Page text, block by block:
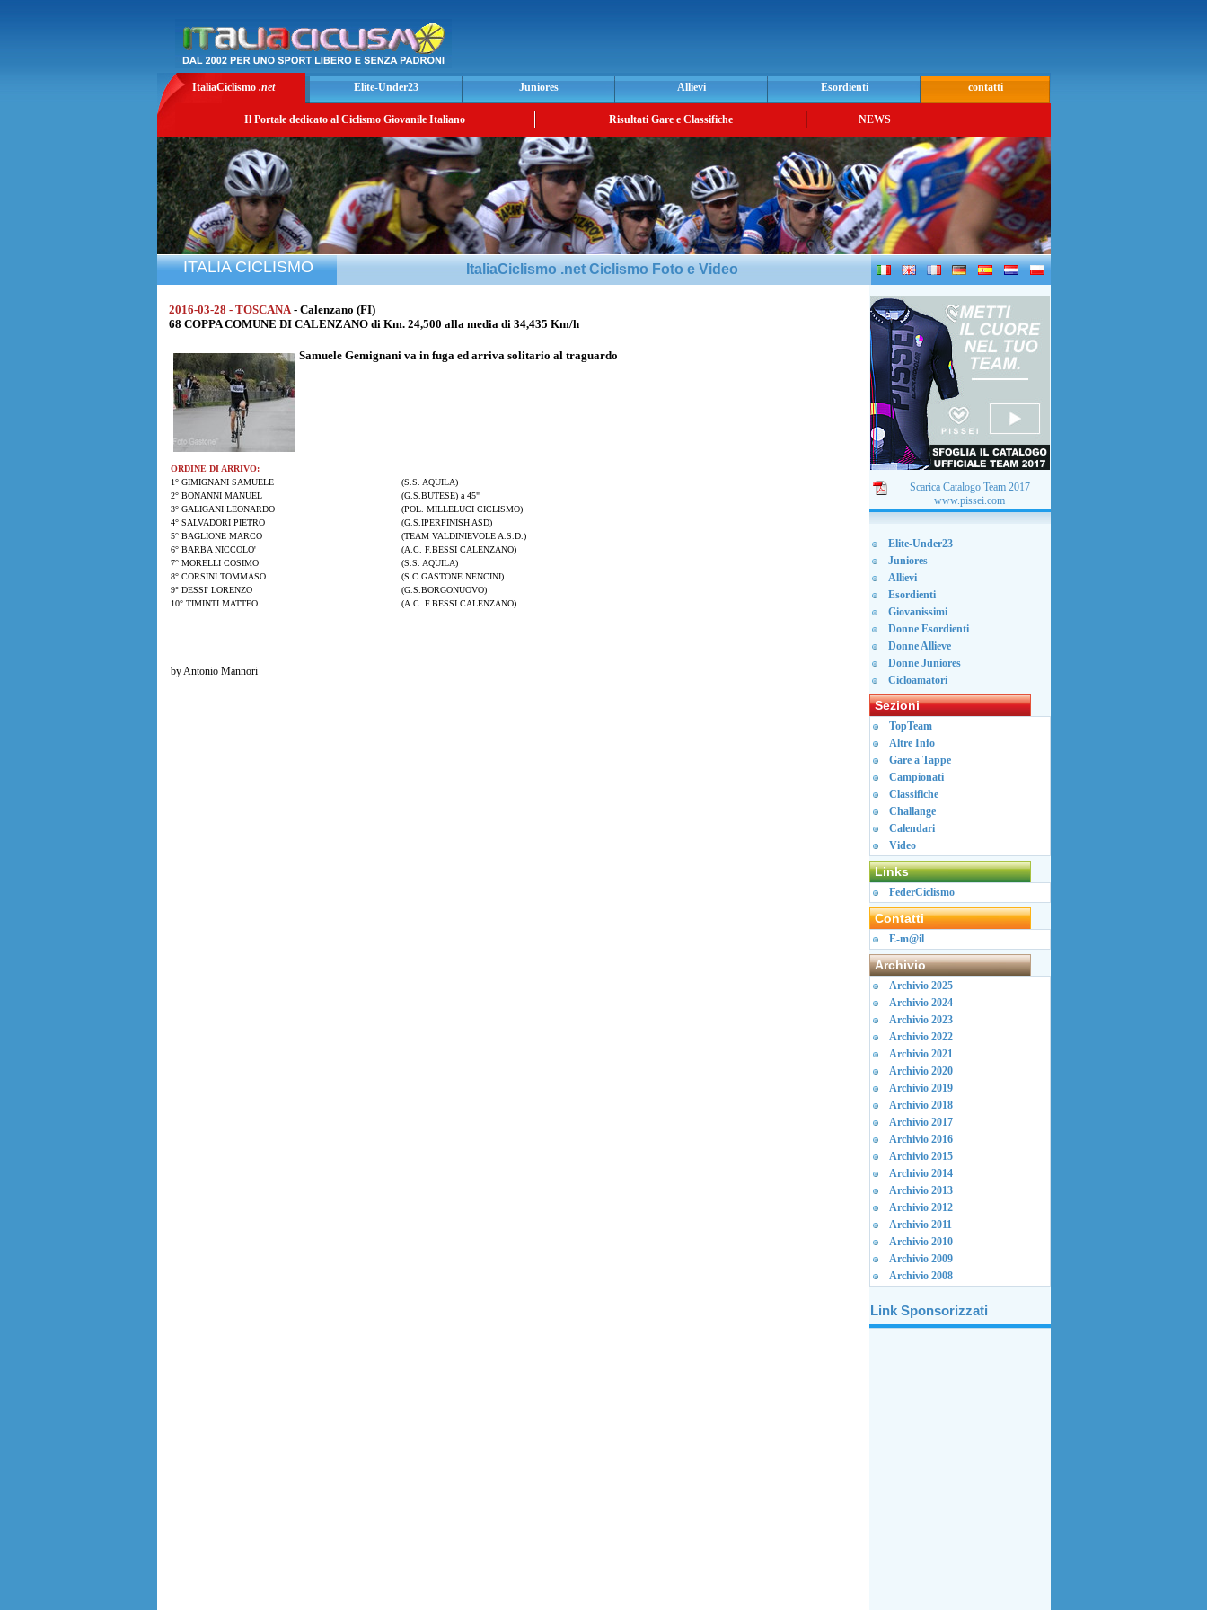
ItaliaCiclismo .net Elite-Under23 Juniores Allievi Esordienti contatti
Il Portale dedicato al Ciclismo Giovanile Italiano Risultati Gare e Classifiche NEWS
ITALIA CICLISMO ItaliaCiclismo .net Ciclismo Foto e Video
2016-03-28 - TOSCANA - Calenzano (FI)
68 COPPA COMUNE DI CALENZANO di Km. 24,500 alla media di 34,435 Km/h
Samuele Gemignani va in fuga ed arriva solitario al traguardo
ORDINE DI ARRIVO:
1° GIMIGNANI SAMUELE
(S.S. AQUILA)
2° BONANNI MANUEL
(G.S.BUTESE) a 45"
3° GALIGANI LEONARDO
(POL. MILLELUCI CICLISMO)
4° SALVADORI PIETRO
(G.S.IPERFINISH ASD)
5° BAGLIONE MARCO
(TEAM VALDINIEVOLE A.S.D.)
6° BARBA NICCOLO'
(A.C. F.BESSI CALENZANO)
7° MORELLI COSIMO
(S.S. AQUILA)
8° CORSINI TOMMASO
(S.C.GASTONE NENCINI)
9° DESSI' LORENZO
(G.S.BORGONUOVO)
10° TIMINTI MATTEO
(A.C. F.BESSI CALENZANO)
by Antonio Mannori
Scarica Catalogo Team 2017
www.pissei.com
Elite-Under23
Juniores
Allievi
Esordienti
Giovanissimi
Donne Esordienti
Donne Allieve
Donne Juniores
Cicloamatori
Sezioni
TopTeam
Altre Info
Gare a Tappe
Campionati
Classifiche
Challange
Calendari
Video
Links
FederCiclismo
Contatti
E-m@il
Archivio
Archivio 2025
Archivio 2024
Archivio 2023
Archivio 2022
Archivio 2021
Archivio 2020
Archivio 2019
Archivio 2018
Archivio 2017
Archivio 2016
Archivio 2015
Archivio 2014
Archivio 2013
Archivio 2012
Archivio 2011
Archivio 2010
Archivio 2009
Archivio 2008
Link Sponsorizzati